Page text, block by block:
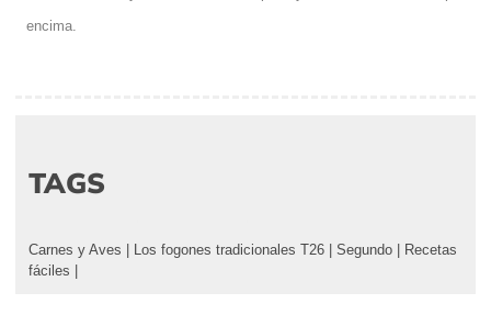
encima.
TAGS
Carnes y Aves | Los fogones tradicionales T26 | Segundo | Recetas
fáciles |